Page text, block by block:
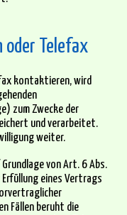
oder Telefax
kontaktieren, wird
zum Zwecke der
und verarbeitet.
weiter.
von Art. 6 Abs.
Erfüllung eines Vertrags
Fällen beruht die